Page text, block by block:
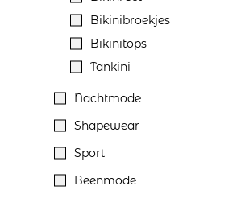
Bikinibroekjes
Bikinitops
Tankini
Nachtmode
Shapewear
Sport
Beenmode